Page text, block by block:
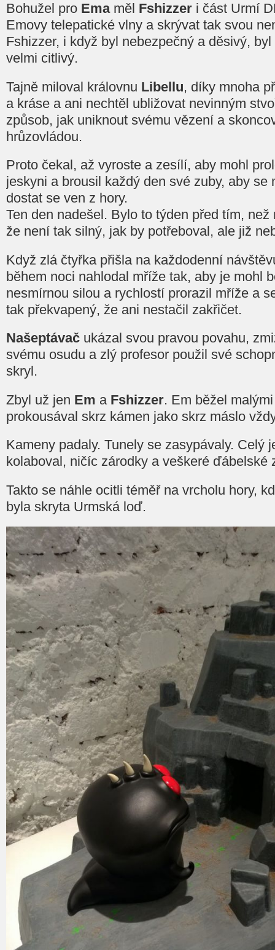
Bohužel pro Emaměl Fshizzer i část Urmí
Emovy telepatické vlny a skrývat tak svou
Fshizzer, i když byl nebezpečný a děsivý,
velmi citlivý.
Tajně miloval královnu Libellu, díky mnoha
a kráse a ani nechtěl ubližovat nevinným
způsob, jak uniknout svému vězení a
hrůzovládou.
Proto čekal, až vyroste a zesílí, aby mohl
jeskyni a brousil každý den své zuby, aby se
dostat se ven z hory.
Ten den nadešel. Bylo to týden před tím,
že není tak silný, jak by potřeboval, ale již
Když zlá čtyřka přišla na každodenní
během noci nahlodal mříže tak, aby je mohl
nesmírnou silou a rychlostí prorazil mříže a
tak překvapený, že ani nestačil zakřičet.
Našeptávač ukázal svou pravou povahu,
svému osudu a zlý profesor použil své
skryl.
Zbyl už jen Em a Fshizzer. Em běžel
prokousával skrz kámen jako skrz máslo
Kameny padaly. Tunely se zasypávaly. Celý
kolaboval, ničíc zárodky a veškeré ďábelské
Takto se náhle ocitli téměř na vrcholu hory,
byla skryta Urmská loď.